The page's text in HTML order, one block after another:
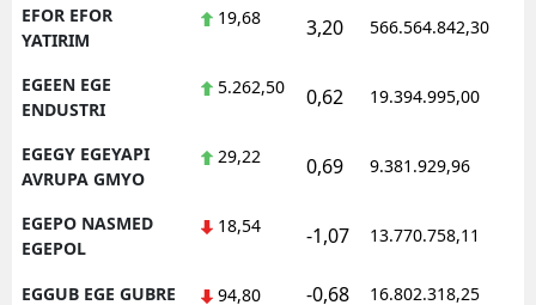
EFOR EFOR
YATIRIM
19,68 3,20 566.564.842,30
EGEEN EGE
ENDUSTRI
5.262,50 0,62 19.394.995,00
EGEGY EGEYAPI
AVRUPA GMYO
29,22 0,69 9.381.929,96
EGEPO NASMED
EGEPOL
18,54 -1,07 13.770.758,11
EGGUB EGE GUBRE 94,80 -0,68 16.802.318,25